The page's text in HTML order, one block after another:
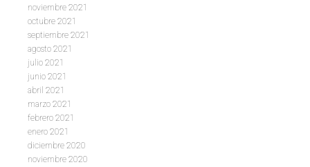
noviembre 2021
octubre 2021
septiembre 2021
agosto 2021
julio 2021
junio 2021
abril 2021
marzo 2021
febrero 2021
enero 2021
diciembre 2020
noviembre 2020